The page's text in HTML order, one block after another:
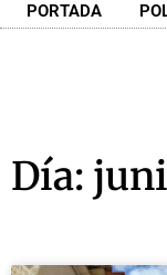
PORTADA
Día: